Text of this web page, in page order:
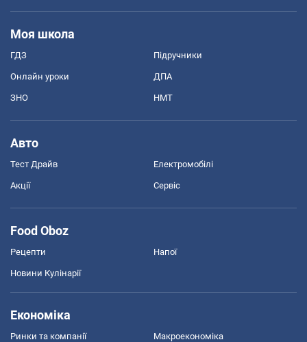
Моя школа
ГДЗ Підручники
Онлайн уроки ДПА
ЗНО НМТ
Авто
Тест Драйв Електромобілі
Акції Сервіс
Food Oboz
Рецепти Напої
Новини Кулінарії
Економіка
Ринки та компанії Макроекономіка